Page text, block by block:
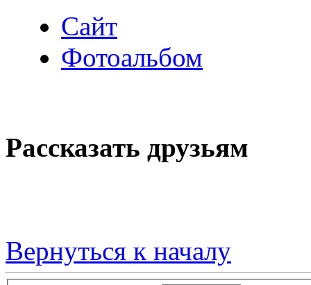
Сайт
Фотоальбом
Рассказать друзьям
Вернуться к началу